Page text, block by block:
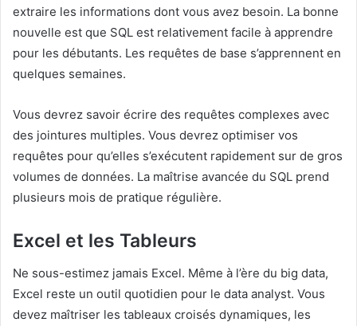
extraire les informations dont vous avez besoin. La bonne
nouvelle est que SQL est relativement facile à apprendre
pour les débutants. Les requêtes de base s’apprennent en
quelques semaines.
Vous devrez savoir écrire des requêtes complexes avec
des jointures multiples. Vous devrez optimiser vos
requêtes pour qu’elles s’exécutent rapidement sur de gros
volumes de données. La maîtrise avancée du SQL prend
plusieurs mois de pratique régulière.
Excel et les Tableurs
Ne sous-estimez jamais Excel. Même à l’ère du big data,
Excel reste un outil quotidien pour le data analyst. Vous
devez maîtriser les tableaux croisés dynamiques, les